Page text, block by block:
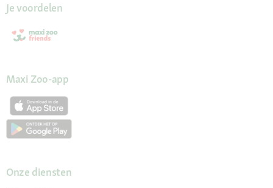
Je voordelen
Maxi Zoo-app
Onze diensten